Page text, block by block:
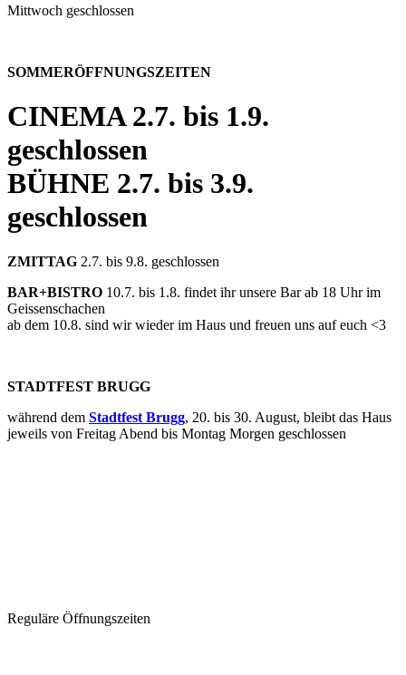
Mittwoch geschlossen
SOMMERÖFFNUNGSZEITEN
CINEMA2.7. bis 1.9.
geschlossen
BÜHNE 2.7. bis 3.9.
geschlossen
ZMITTAG 2.7. bis 9.8. geschlossen
BAR+BISTRO 10.7. bis 1.8. findet ihr unsere Bar ab 18 Uhr im
Geissenschachen
ab dem 10.8. sind wir wieder im Haus und freuen uns auf euch <3
STADTFEST BRUGG
während dem Stadtfest Brugg, 20. bis 30. August, bleibt das Haus
jeweils von Freitag Abend bis Montag Morgen geschlossen
Reguläre Öffnungszeiten